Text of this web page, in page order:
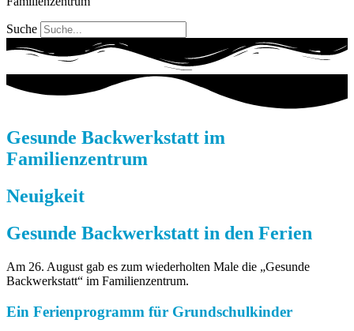
Suche
Gesunde Backwerkstatt im
Familienzentrum
Neuigkeit
Gesunde Backwerkstatt in den Ferien
Am 26. August gab es zum wiederholten Male die „Gesunde
Backwerkstatt“ im Familienzentrum.
Ein Ferienprogramm für Grundschulkinder